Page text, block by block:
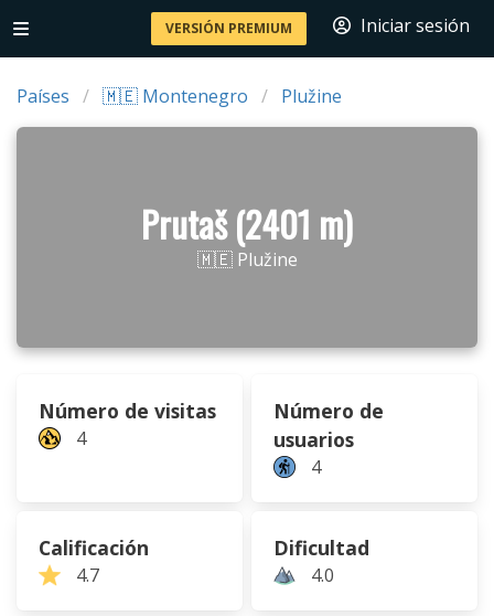
VERSIÓN PREMIUM Iniciar sesión
Países 🇲🇪 Montenegro Plužine
Prutaš (2401 m)
🇲🇪 Plužine
Número de visitas
4
Número de
usuarios
4
Calificación
4.7
Dificultad
4.0